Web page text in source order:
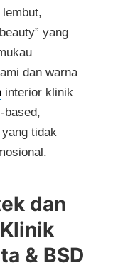
yang
dan warna
interior klinik
based,
tidak
dan
& BSD